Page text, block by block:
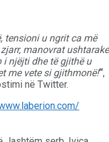
tensioni u ngrit ca më
manovrat ushtarake
i njëjti dhe të gjithë u
me vete si gjithmonë!“,
në Twitter.